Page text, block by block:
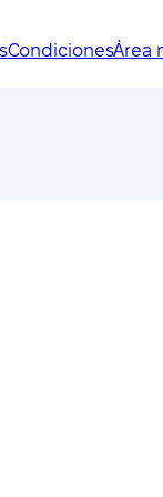
CondicionesÁrea